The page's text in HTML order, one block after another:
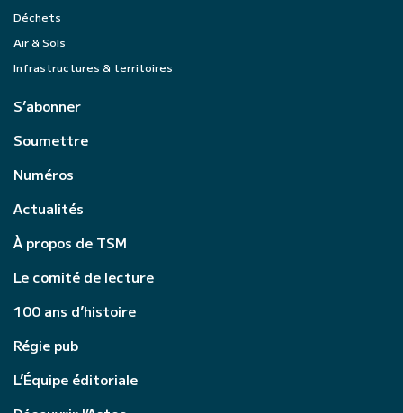
Déchets
Air & Sols
Infrastructures & territoires
S’abonner
Soumettre
Numéros
Actualités
À propos de TSM
Le comité de lecture
100 ans d’histoire
Régie pub
L’Équipe éditoriale